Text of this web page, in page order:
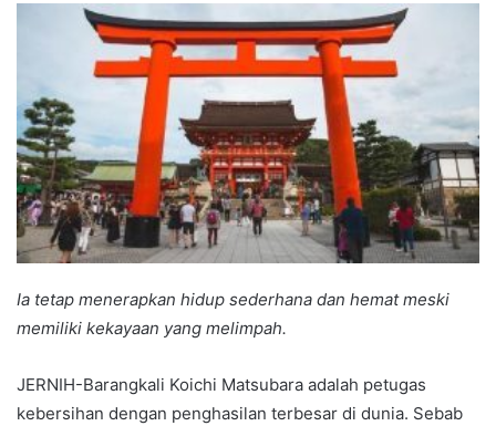
email
Ia tetap menerapkan hidup sederhana dan hemat meski
memiliki kekayaan yang melimpah.
JERNIH-Barangkali Koichi Matsubara adalah petugas
kebersihan dengan penghasilan terbesar di dunia. Sebab